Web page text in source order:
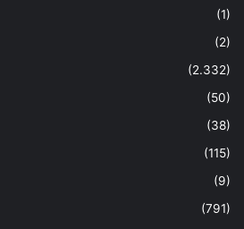
(1)
(2)
(2.332)
(50)
(38)
(115)
(9)
(791)